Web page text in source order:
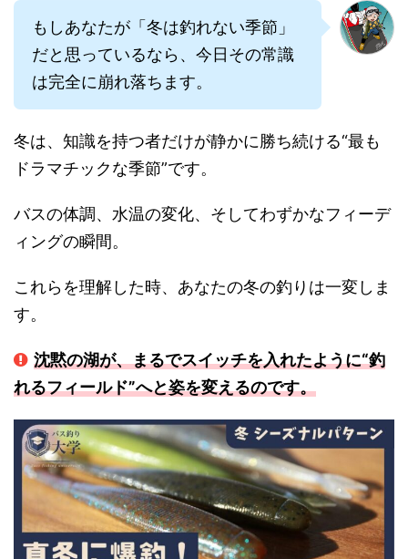
もしあなたが「冬は釣れない季節」
だと思っているなら、今日その常識
は完全に崩れ落ちます。
冬は、知識を持つ者だけが静かに勝ち続ける“最も
ドラマチックな季節”です。
バスの体調、水温の変化、そしてわずかなフィーデ
ィングの瞬間。
これらを理解した時、あなたの冬の釣りは一変しま
す。
沈黙の湖が、まるでスイッチを入れたように“釣
れるフィールド”へと姿を変えるのです。